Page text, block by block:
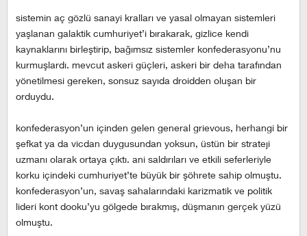
sistemin aç gözlü sanayi kralları ve yasal olmayan sistemleri
yaşlanan galaktik cumhuriyet’i bırakarak, gizlice kendi
kaynaklarını birleştirip, bağımsız sistemler konfederasyonu’nu
kurmuşlardı. mevcut askeri güçleri, askeri bir deha tarafından
yönetilmesi gereken, sonsuz sayıda droidden oluşan bir
orduydu.
konfederasyon’un içinden gelen general grievous, herhangi bir
şefkat ya da vicdan duygusundan yoksun, üstün bir strateji
uzmanı olarak ortaya çıktı. ani saldırıları ve etkili seferleriyle
korku içindeki cumhuriyet’te büyük bir şöhrete sahip olmuştu.
konfederasyon’un, savaş sahalarındaki karizmatik ve politik
lideri kont dooku’yu gölgede bırakmış, düşmanın gerçek yüzü
olmuştu.